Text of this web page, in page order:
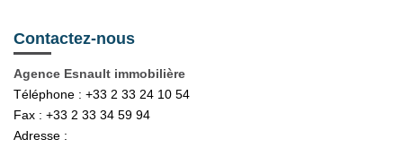
ESTIMER
NOTRE AGENCE
Contactez-nous
Agence Esnault immobilière
Téléphone : +33 2 33 24 10 54
Fax : +33 2 33 34 59 94
Adresse :